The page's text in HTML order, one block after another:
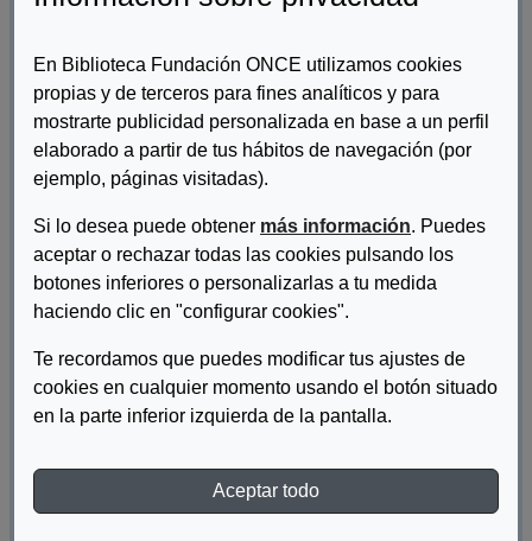
En Biblioteca Fundación ONCE utilizamos cookies
propias y de terceros para fines analíticos y para
mostrarte publicidad personalizada en base a un perfil
elaborado a partir de tus hábitos de navegación (por
ejemplo, páginas visitadas).
Si lo desea puede obtener más información. Puedes
aceptar o rechazar todas las cookies pulsando los
botones inferiores o personalizarlas a tu medida
haciendo clic en "configurar cookies".
Te recordamos que puedes modificar tus ajustes de
cookies en cualquier momento usando el botón situado
en la parte inferior izquierda de la pantalla.
Aceptar todo
¿Qué hacer si ingresa una persona
con sordoceguera?
¿Qué le pasa a papá?
Rodríguez Alonso, Rosa María
¿Qué libros hay de lectura fácil?
Plena Inclusión